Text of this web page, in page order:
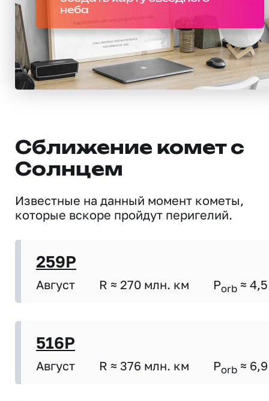
неба
Сближение комет с
Солнцем
Известные на данный момент кометы,
которые вскоре пройдут перигелий.
259P
Август R ≈ 270 млн. км Porb ≈ 4,5
516P
Август R ≈ 376 млн. км Porb ≈ 6,9